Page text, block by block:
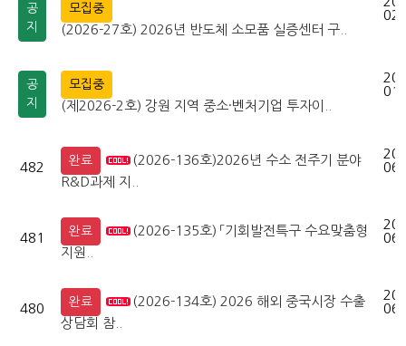
공
지
모집중
(2026-27호) 2026년 반도체 소모품 실증센터 구..
공
지
모집중
(제2026-2호) 강원 지역 중소·벤처기업 투자이..
482 완료
(2026-136호)2026년 수소 전주기 분야
R&D과제 지..
481 완료
(2026-135호) 「기회발전특구 수요맞춤형
지원..
480 완료
(2026-134호) 2026 해외 중국시장 수출
상담회 참..